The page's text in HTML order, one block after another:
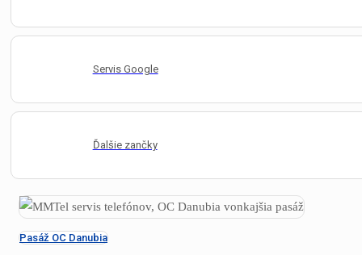
Servis Google
Ďalšie zančky
Pasáž OC Danubia